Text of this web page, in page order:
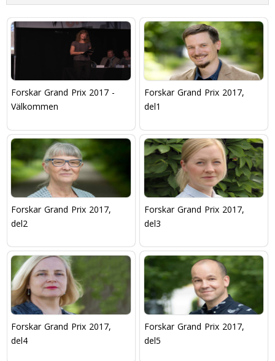
Forskar Grand Prix 2017 -
Välkommen
Forskar Grand Prix 2017,
del1
Forskar Grand Prix 2017,
del2
Forskar Grand Prix 2017,
del3
Forskar Grand Prix 2017,
del4
Forskar Grand Prix 2017,
del5